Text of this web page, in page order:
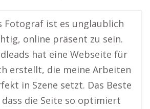
Fotograf ist es unglaublich
online präsent zu sein.
hat eine Webseite für
erstellt, die meine Arbeiten
in Szene setzt. Das Beste
dass die Seite so optimiert